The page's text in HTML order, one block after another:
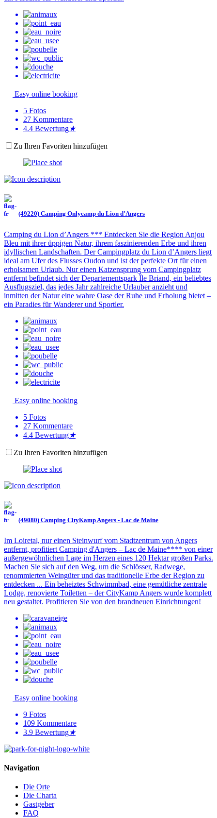
Easy online booking
5 Fotos
27 Kommentare
4.4 Bewertung★
Zu Ihren Favoriten hinzufügen
(49220) Camping Onlycamp du Lion d’Angers
Camping du Lion d’Angers *** Entdecken Sie die Region Anjou
Bleu mit ihrer üppigen Natur, ihrem faszinierenden Erbe und ihren
idyllischen Landschaften. Der Campingplatz du Lion d’Angers liegt
ideal am Ufer des Flusses Oudon und ist der perfekte Ort für einen
erholsamen Urlaub. Nur einen Katzensprung vom Campingplatz
entfernt befindet sich der Departementspark Île Briand, ein beliebtes
Ausflugsziel, das jedes Jahr zahlreiche Urlauber anzieht und
inmitten der Natur eine wahre Oase der Ruhe und Erholung bietet –
ein Paradies für Wanderer und Sportler.
Easy online booking
5 Fotos
27 Kommentare
4.4 Bewertung★
Zu Ihren Favoriten hinzufügen
(49080) Camping CityKamp Angers - Lac de Maine
Im Loiretal, nur einen Steinwurf vom Stadtzentrum von Angers
entfernt, profitiert Camping d'Angers – Lac de Maine**** von einer
außergewöhnlichen Lage im Herzen eines 120 Hektar großen Parks.
Machen Sie sich auf den Weg, um die Schlösser, Radwege,
renommierten Weingüter und das traditionelle Erbe der Region zu
entdecken ... Ein beheiztes Schwimmbad, eine gemütliche zentrale
Lodge, renovierte Toiletten – der CityKamp Angers wurde komplett
neu gestaltet. Profitieren Sie von den brandneuen Einrichtungen!
Easy online booking
9 Fotos
109 Kommentare
3.9 Bewertung★
Navigation
Die Orte
Die Charta
Gastgeber
FAQ